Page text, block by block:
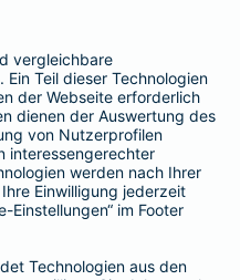
Versicherungsprämie
Pflege-Versicherungen,